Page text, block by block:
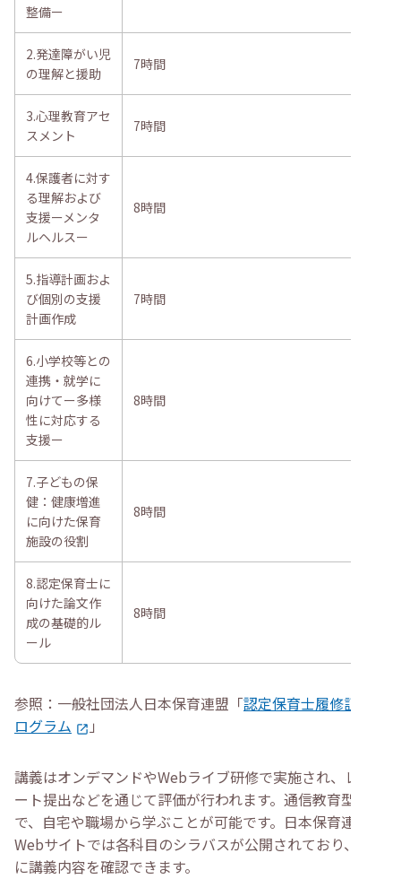
整備ー
2.発達障がい児
の理解と援助
7時間
3.心理教育アセ
スメント
7時間
4.保護者に対す
る理解および
支援ーメンタ
ルヘルスー
8時間
5.指導計画およ
び個別の支援
計画作成
7時間
6.小学校等との
連携・就学に
向けてー多様
性に対応する
支援ー
8時間
7.子どもの保
健：健康増進
に向けた保育
施設の役割
8時間
8.認定保育士に
向けた論文作
成の基礎的ル
ール
8時間
参照：一般社団法人日本保育連盟「認定保育士履修証明プ
ログラム
」
講義はオンデマンドやWebライブ研修で実施され、レポ
ート提出などを通じて評価が行われます。通信教育型なの
で、自宅や職場から学ぶことが可能です。日本保育連盟の
Webサイトでは各科目のシラバスが公開されており、事前
に講義内容を確認できます。